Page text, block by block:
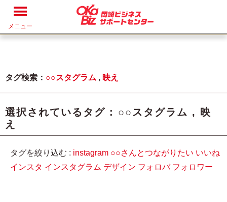
メニュー
タグ検索： ○○スタグラム , 映え
選択されているタグ : ○○スタグラム ,
映
え
タグを絞り込む : instagram ○○さんとつながりたい いいね
インスタ インスタグラム デザイン フォロバ フォロワー